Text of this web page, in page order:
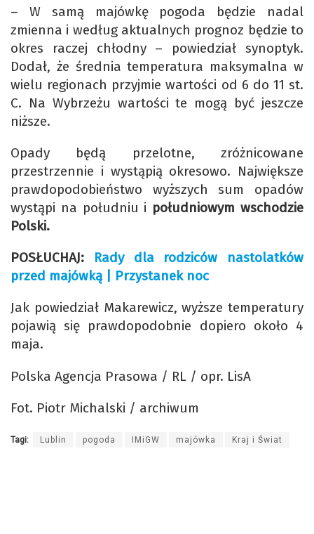
– W samą majówkę pogoda będzie nadal
zmienna i według aktualnych prognoz będzie to
okres raczej chłodny – powiedział synoptyk.
Dodał, że średnia temperatura maksymalna w
wielu regionach przyjmie wartości od 6 do 11 st.
C. Na Wybrzeżu wartości te mogą być jeszcze
niższe.
Opady będą przelotne, zróżnicowane
przestrzennie i wystąpią okresowo. Największe
prawdopodobieństwo wyższych sum opadów
wystąpi na południu i południowym wschodzie
Polski.
POSŁUCHAJ: Rady dla rodziców nastolatków
przed majówką | Przystanek noc
Jak powiedział Makarewicz, wyższe temperatury
pojawią się prawdopodobnie dopiero około 4
maja.
Polska Agencja Prasowa / RL / opr. LisA
Fot. Piotr Michalski / archiwum
Tagi: Lublin pogoda IMiGW majówka Kraj i Świat